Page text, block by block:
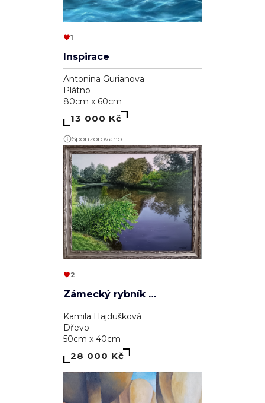
1
Inspirace
Antonina Gurianova
Plátno
80cm x 60cm
13 000 Kč
Sponzorováno
2
Zámecký rybník v Lednici
Kamila Hajdušková
Dřevo
50cm x 40cm
28 000 Kč